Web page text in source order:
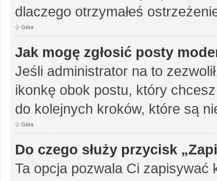
dlaczego otrzymałeś
Góra
Jak mogę zgłosić posty
Jeśli administrator na to
ikonkę obok postu, który
do kolejnych kroków, które są
Góra
Do czego służy przycisk
Ta opcja pozwala Ci zapisywać